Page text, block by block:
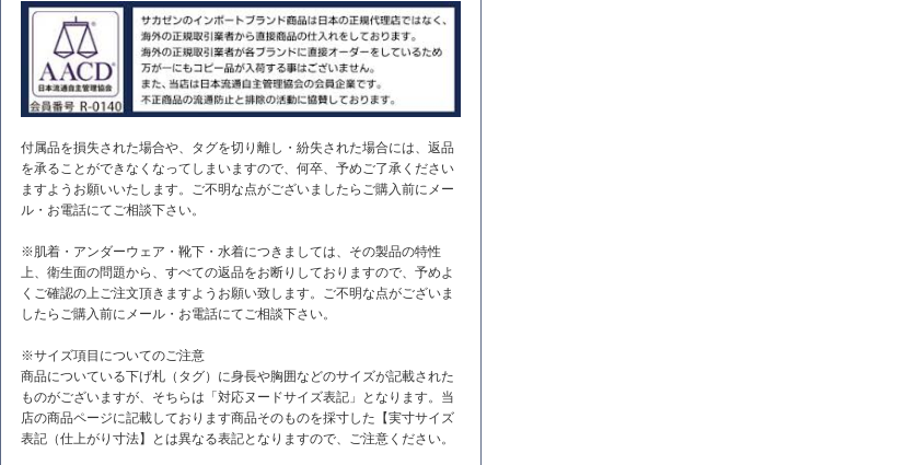
付属品を損失された場合や、タグを切り離し・紛失された場合には、返品
を承ることができなくなってしまいますので、何卒、予めご了承ください
ますようお願いいたします。ご不明な点がございましたらご購入前にメー
ル・お電話にてご相談下さい。
※肌着・アンダーウェア・靴下・水着につきましては、その製品の特性
上、衛生面の問題から、すべての返品をお断りしておりますので、予めよ
くご確認の上ご注文頂きますようお願い致します。ご不明な点がございま
したらご購入前にメール・お電話にてご相談下さい。
※サイズ項目についてのご注意
商品についている下げ札（タグ）に身長や胸囲などのサイズが記載された
ものがございますが、そちらは「対応ヌードサイズ表記」となります。当
店の商品ページに記載しております商品そのものを採寸した【実寸サイズ
表記（仕上がり寸法】とは異なる表記となりますので、ご注意ください。